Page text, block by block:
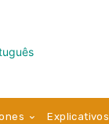
Explicativos